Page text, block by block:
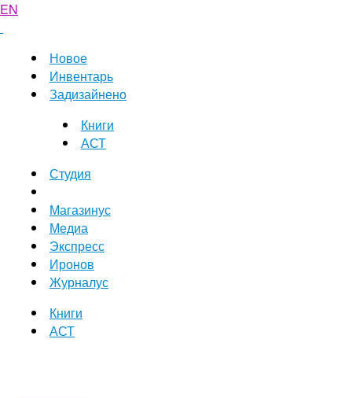
EN
Новое
Инвентарь
Задизайнено
Книги
АСТ
Студия
Магазинус
Медиа
Экспресс
Иронов
Журналус
Книги
АСТ